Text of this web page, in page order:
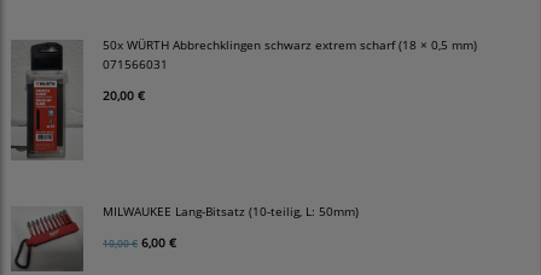
50x WÜRTH Abbrechklingen schwarz extrem scharf (18 × 0,5 mm)
071566031
20,00 €
MILWAUKEE Lang-Bitsatz (10-teilig, L: 50mm)
10,00 € 6,00 €